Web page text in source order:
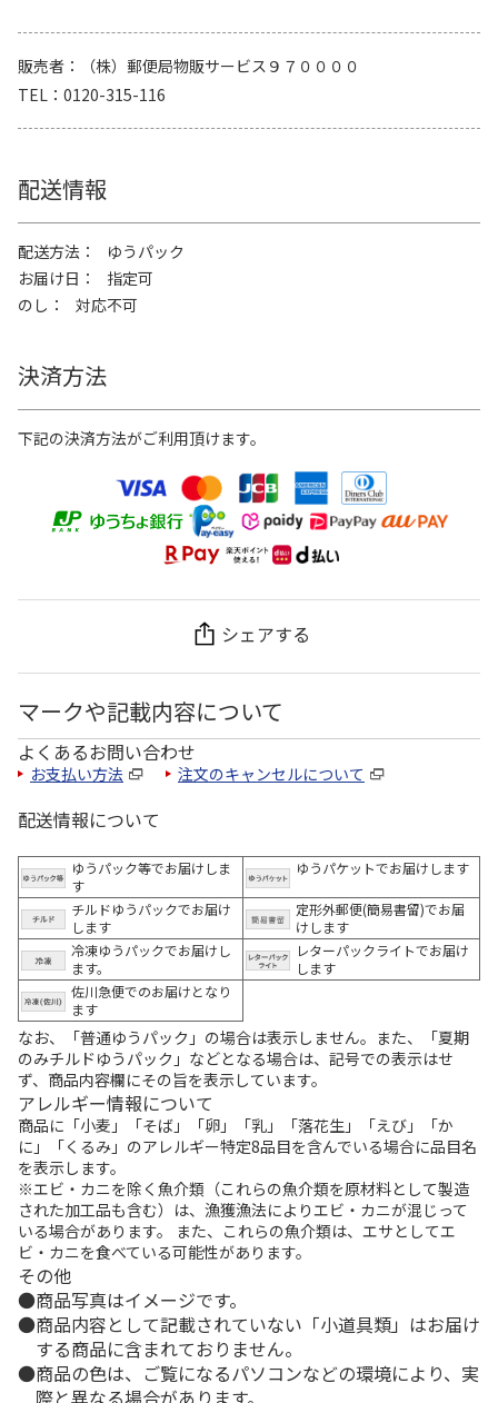
販売者
（株）郵便局物販サービス９７００００
TEL
0120-315-116
配送情報
配送方法
ゆうパック
お届け日
指定可
のし
対応不可
決済方法
下記の決済方法がご利用頂けます。
シェアする
マークや記載内容について
よくあるお問い合わせ
お支払い方法 注文のキャンセルについて
配送情報について
ゆうパック等でお届けしま
す
ゆうパケットでお届けします
チルドゆうパックでお届け
します
定形外郵便(簡易書留)でお届
けします
冷凍ゆうパックでお届けし
ます。
レターパックライトでお届け
します
佐川急便でのお届けとなり
ます
なお、「普通ゆうパック」の場合は表示しません。また、「夏期
のみチルドゆうパック」などとなる場合は、記号での表示はせ
ず、商品内容欄にその旨を表示しています。
アレルギー情報について
商品に「小麦」「そば」「卵」「乳」「落花生」「えび」「か
に」「くるみ」のアレルギー特定8品目を含んでいる場合に品目名
を表示します。
※エビ・カニを除く魚介類（これらの魚介類を原材料として製造
された加工品も含む）は、漁獲漁法によりエビ・カニが混じって
いる場合があります。 また、これらの魚介類は、エサとしてエ
ビ・カニを食べている可能性があります。
その他
商品写真はイメージです。
商品内容として記載されていない「小道具類」はお届け
する商品に含まれておりません。
商品の色は、ご覧になるパソコンなどの環境により、実
際と異なる場合があります。